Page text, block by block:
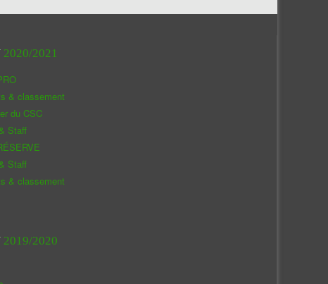
2020/2021
& classement
du CSC
Staff
Staff
& classement
2019/2020